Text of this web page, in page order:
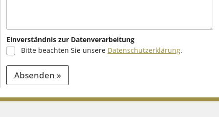
Einverständnis zur Datenverarbeitung
Bitte beachten Sie unsere Datenschutzerklärung.
Absenden »